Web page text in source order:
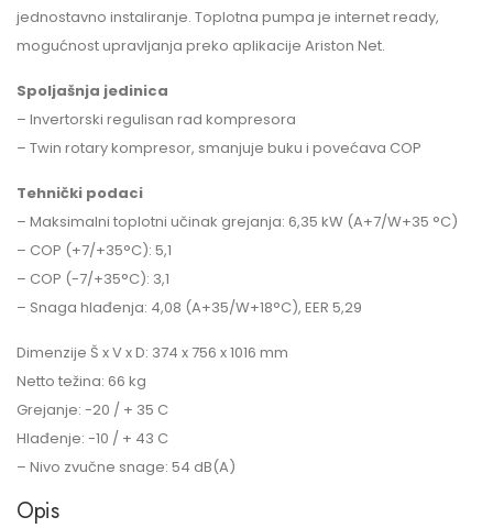
jednostavno instaliranje. Toplotna pumpa je internet ready,
mogućnost upravljanja preko aplikacije Ariston Net.
Spoljašnja jedinica
– Invertorski regulisan rad kompresora
– Twin rotary kompresor, smanjuje buku i povećava COP
Tehnički podaci
– Maksimalni toplotni učinak grejanja: 6,35 kW (A+7/W+35 °C)
– COP (+7/+35°C): 5,1
– COP (-7/+35°C): 3,1
– Snaga hlađenja: 4,08 (A+35/W+18°C), EER 5,29
Dimenzije Š x V x D: 374 x 756 x 1016 mm
Netto težina: 66 kg
Grejanje: -20 / + 35 C
Hlađenje: -10 / + 43 C
– Nivo zvučne snage: 54 dB(A)
Opis